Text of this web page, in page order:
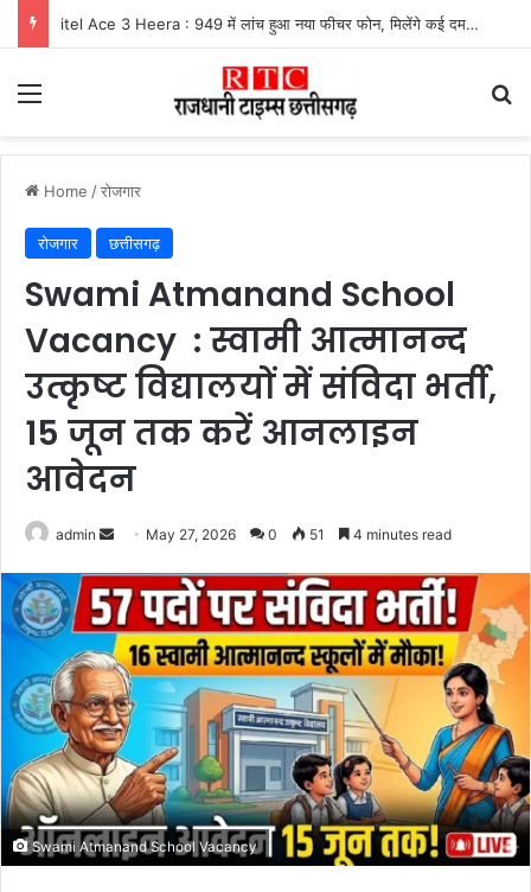
itel Ace 3 Heera : 949 में लांच हुआ नया फीचर फोन, मिलेंगे कई दमदार फीचर्स
Menu
Home /रोजगार
रोजगार छत्तीसगढ़
Swami Atmanand School
Vacancy : स्वामी आत्मानन्द
उत्कृष्ट विद्यालयों में संविदा भर्ती,
15 जून तक करें आनलाइन
आवेदन
admin
Send
email
May 27, 2026 0 51 4 minutes read
Swami Atmanand School Vacancy